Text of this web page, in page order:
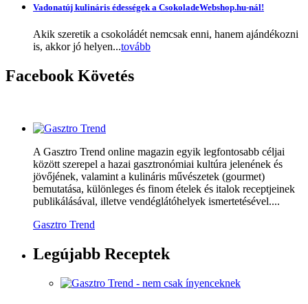
Vadonatúj kulináris édességek a CsokoladeWebshop.hu-nál!
Akik szeretik a csokoládét nemcsak enni, hanem ajándékozni
is, akkor jó helyen...tovább
Facebook Követés
A Gasztro Trend online magazin egyik legfontosabb céljai
között szerepel a hazai gasztronómiai kultúra jelenének és
jövőjének, valamint a kulináris művészetek (gourmet)
bemutatása, különleges és finom ételek és italok receptjeinek
publikálásával, illetve vendéglátóhelyek ismertetésével....
Gasztro Trend
Legújabb Receptek